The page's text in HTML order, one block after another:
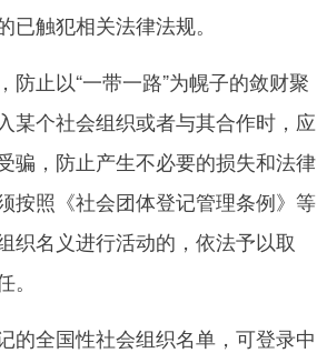
触犯相关法律法规。
止以“一带一路”为幌子的敛财聚
某个社会组织或者与其合作时，应
骗，防止产生不必要的损失和法律
按照《社会团体登记管理条例》等
织名义进行活动的，依法予以取
全国性社会组织名单，可登录中